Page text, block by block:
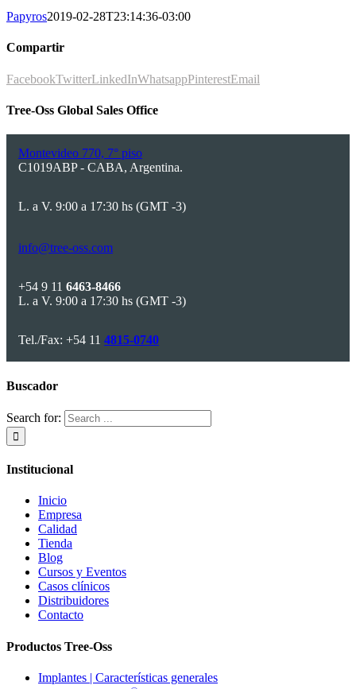
Papyros2019-02-28T23:14:36-03:00
Compartir
FacebookTwitterLinkedInWhatsappPinterestEmail
Tree-Oss Global Sales Office
Montevideo 770, 7° piso
C1019ABP - CABA, Argentina.
L. a V. 9:00 a 17:30 hs (GMT -3)
info@tree-oss.com
+54 9 11 6463-8466
L. a V. 9:00 a 17:30 hs (GMT -3)
Tel./Fax: +54 11 4815-0740
Buscador
Search for:
Institucional
Inicio
Empresa
Calidad
Tienda
Blog
Cursos y Eventos
Casos clínicos
Distribuidores
Contacto
Productos Tree-Oss
Implantes | Características generales